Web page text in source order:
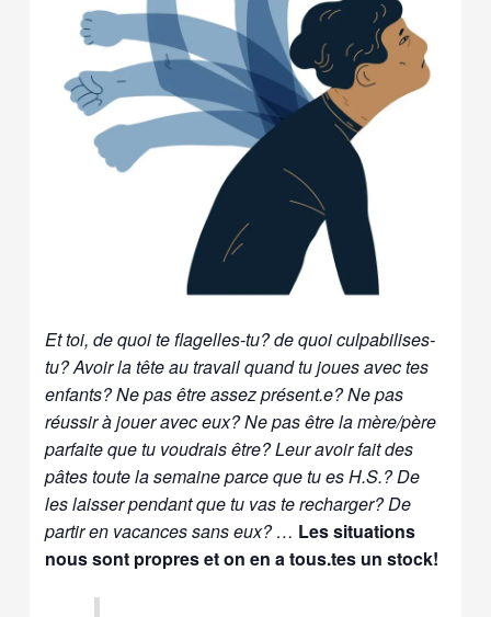
Et toi, de quoi te flagelles-tu? de quoi culpabilises-
tu? Avoir la tête au travail quand tu joues avec tes
enfants? Ne pas être assez présent.e? Ne pas
réussir à jouer avec eux? Ne pas être la mère/père
parfaite que tu voudrais être? Leur avoir fait des
pâtes toute la semaine parce que tu es H.S.? De
les laisser pendant que tu vas te recharger? De
partir en vacances sans eux? … Les situations
nous sont propres et on en a tous.tes un stock!